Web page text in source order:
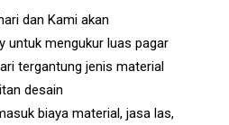
dan Kami akan
untuk mengukur luas pagar
tergantung jenis material
desain
biaya material, jasa las,